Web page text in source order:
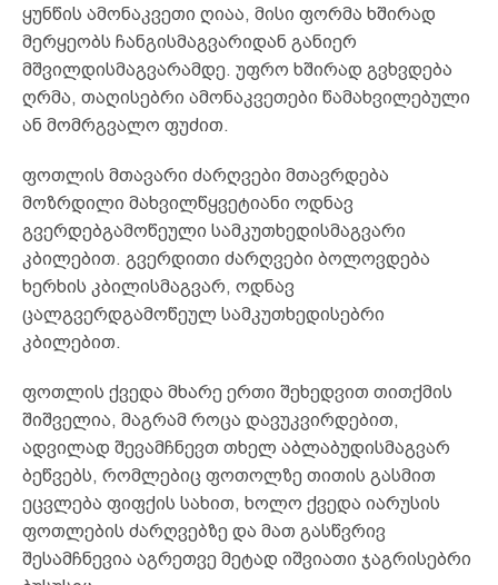
ყუნწის ამონაკვეთი ღიაა, მისი ფორმა ხშირად
მერყეობს ჩანგისმაგვარიდან განიერ
მშვილდისმაგვარამდე. უფრო ხშირად გვხვდება
ღრმა, თაღისებრი ამონაკვეთები წამახვილებული
ან მომრგვალო ფუძით.
ფოთლის მთავარი ძარღვები მთავრდება
მოზრდილი მახვილწყვეტიანი ოდნავ
გვერდებგამოწეული სამკუთხედისმაგვარი
კბილებით. გვერდითი ძარღვები ბოლოვდება
ხერხის კბილისმაგვარ, ოდნავ
ცალგვერდგამოწეულ სამკუთხედისებრი
კბილებით.
ფოთლის ქვედა მხარე ერთი შეხედვით თითქმის
შიშველია, მაგრამ როცა დავუკვირდებით,
ადვილად შევამჩნევთ თხელ აბლაბუდისმაგვარ
ბეწვებს, რომლებიც ფოთოლზე თითის გასმით
ეცვლება ფიფქის სახით, ხოლო ქვედა იარუსის
ფოთლების ძარღვებზე და მათ გასწვრივ
შესამჩნევია აგრეთვე მეტად იშვიათი ჯაგრისებრი